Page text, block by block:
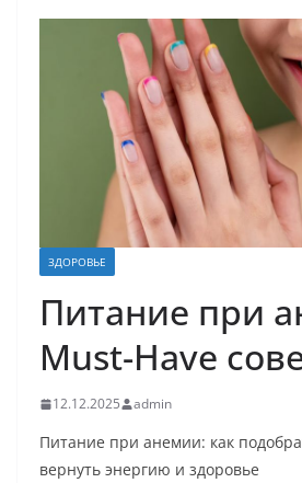
ЗДОРОВЬЕ
Питание при
Must-Have
12.12.2025 admin
Питание при анемии: как
вернуть энергию и здоровье